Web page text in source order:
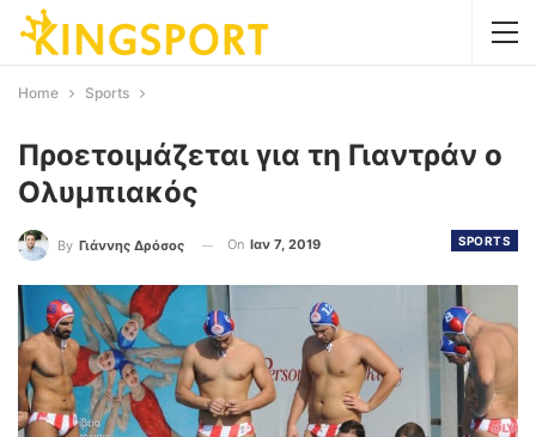
Home Sports
Προετοιμάζεται για τη Γιαντράν ο
Ολυμπιακός
SPORTS
By Γιάννης Δρόσος On Ιαν 7, 2019